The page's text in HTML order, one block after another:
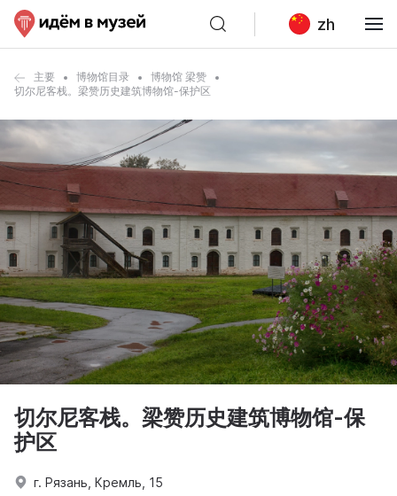
zh
主要 博物馆目录
博物馆 梁赞
切尔尼客栈。梁赞历史建筑博物馆-保护区
切尔尼客栈。梁赞历史建筑博物馆-保
护区
г. Рязань, Кремль, 15